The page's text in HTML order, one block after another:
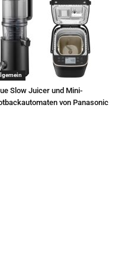
Slow Juicer und Mini-
von Panasonic